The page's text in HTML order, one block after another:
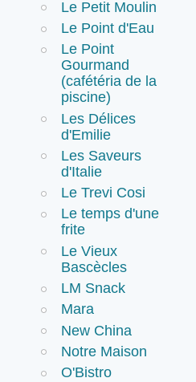
Le Petit Moulin
Le Point d'Eau
Le Point
Gourmand
(cafétéria de la
piscine)
Les Délices
d'Emilie
Les Saveurs
d'Italie
Le Trevi Cosi
Le temps d'une
frite
Le Vieux
Bascècles
LM Snack
Mara
New China
Notre Maison
O'Bistro